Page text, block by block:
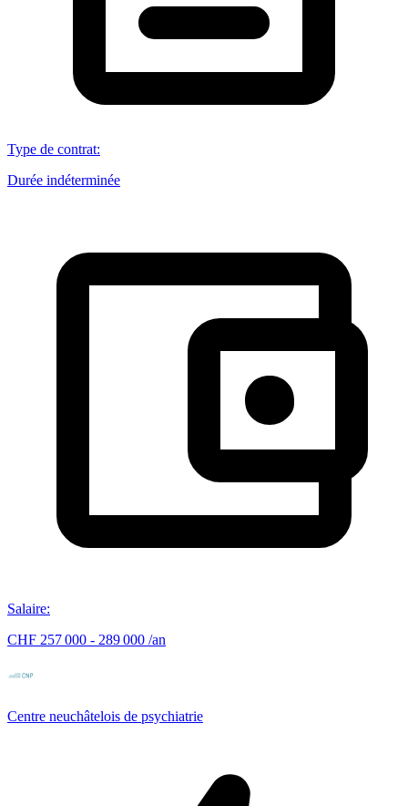
Type de contrat:
Durée indéterminée
Salaire:
CHF 257 000 - 289 000 /an
Centre neuchâtelois de psychiatrie